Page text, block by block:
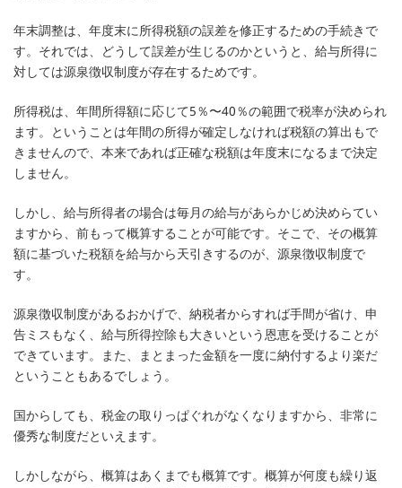
年末調整は、年度末に所得税額の誤差を修正するための手続きで
す。それでは、どうして誤差が生じるのかというと、給与所得に
対しては源泉徴収制度が存在するためです。
所得税は、年間所得額に応じて5％〜40％の範囲で税率が決められ
ます。ということは年間の所得が確定しなければ税額の算出もで
きませんので、本来であれば正確な税額は年度末になるまで決定
しません。
しかし、給与所得者の場合は毎月の給与があらかじめ決めらてい
ますから、前もって概算することが可能です。そこで、その概算
額に基づいた税額を給与から天引きするのが、源泉徴収制度で
す。
源泉徴収制度があるおかげで、納税者からすれば手間が省け、申
告ミスもなく、給与所得控除も大きいという恩恵を受けることが
できています。また、まとまった金額を一度に納付するより楽だ
ということもあるでしょう。
国からしても、税金の取りっぱぐれがなくなりますから、非常に
優秀な制度だといえます。
しかしながら、概算はあくまでも概算です。概算が何度も繰り返